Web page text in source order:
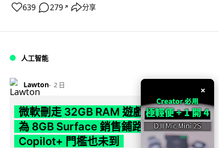
639 279 ↗ 分享
人工智能
Lawton 2 日
微軟刪走 32GB RAM 遊戲建議 分析:
為 8GB Surface 銷售鋪路 連自家
Copilot+ 門檻也未到
×